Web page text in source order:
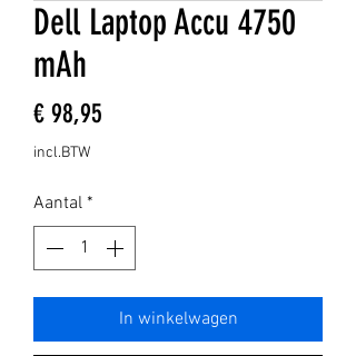
Dell Laptop Accu 4750
mAh
€ 98,95
incl.BTW
Aantal *
In winkelwagen